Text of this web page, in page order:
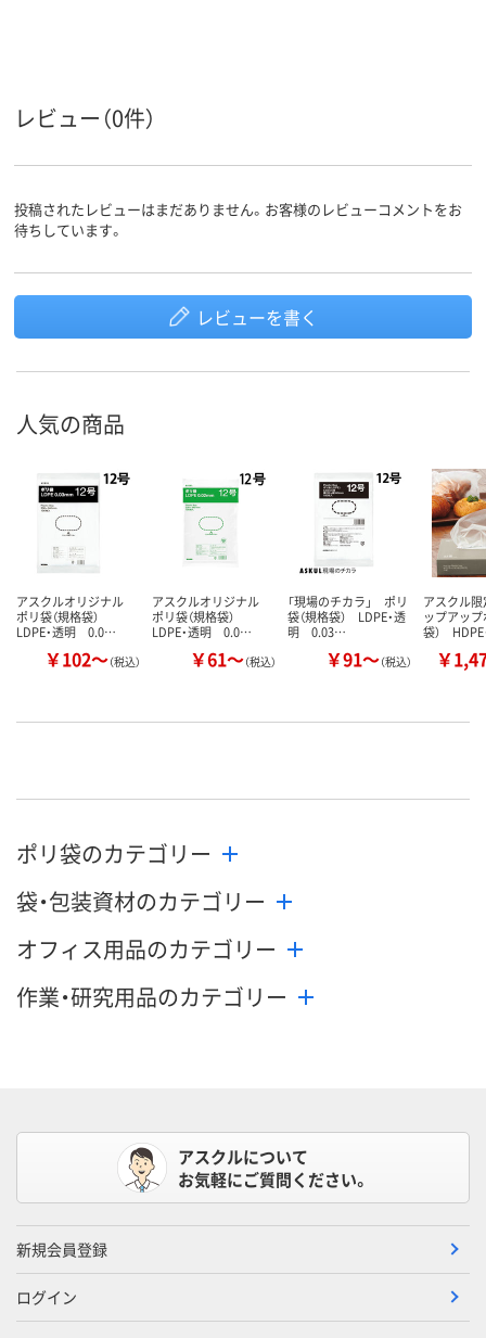
レビュー（0件）
投稿されたレビューはまだありません。お客様のレビューコメントをお
待ちしています。
レビューを書く
人気の商品
アスクルオリジナル
ポリ袋（規格袋）
LDPE・透明 0.0…
￥102～（税込）
アスクルオリジナル
ポリ袋（規格袋）
LDPE・透明 0.0…
￥61～（税込）
「現場のチカラ」 ポリ
袋（規格袋） LDPE・透
明 0.03…
￥91～（税込）
アスクル
ップアップ
袋）
￥
ポリ袋のカテゴリー
袋・包装資材のカテゴリー
オフィス用品のカテゴリー
作業・研究用品のカテゴリー
アスクルについて
お気軽にご質問ください。
新規会員登録
ログイン